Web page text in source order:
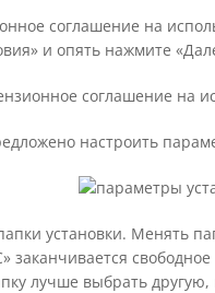
соглашение на
и опять нажмите
настроить
установки. Менять
заканчивается
лучше выбрать другую,